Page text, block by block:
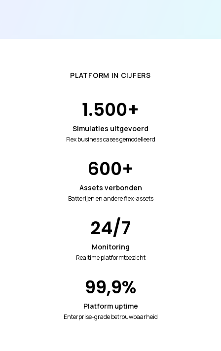
PLATFORM IN CIJFERS
1.500+
Simulaties uitgevoerd
Flex business cases gemodelleerd
600+
Assets verbonden
Batterijen en andere flex-assets
24/7
Monitoring
Realtime platformtoezicht
99,9%
Platform uptime
Enterprise-grade betrouwbaarheid